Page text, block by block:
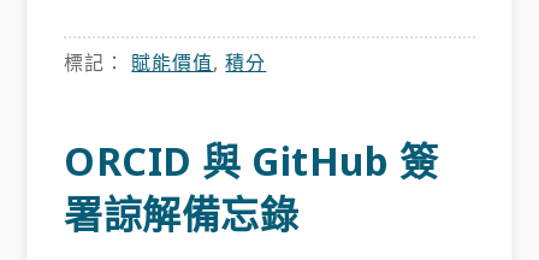
標記： 賦能價值,積分
ORCID 與 GitHub 簽
署諒解備忘錄